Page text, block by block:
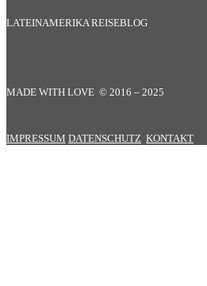
LATEINAMERIKA REISEBLOG
MADE WITH LOVE © 2016 – 2025
IMPRESSUM DATENSCHUTZ KONTAKT